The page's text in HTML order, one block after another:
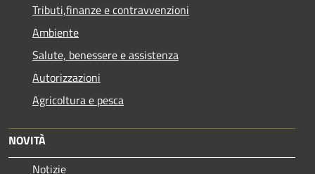
Tributi,finanze e contravvenzioni
Ambiente
Salute, benessere e assistenza
Autorizzazioni
Agricoltura e pesca
NOVITÀ
Notizie